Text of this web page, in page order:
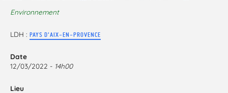
Environnement
LDH : PAYS D'AIX-EN-PROVENCE
Date
12/03/2022 - 14h00
Lieu